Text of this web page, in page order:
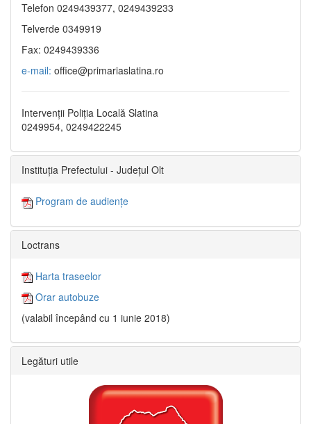
Telefon 0249439377, 0249439233
Telverde 0349919
Fax: 0249439336
e-mail: office@primariaslatina.ro
Intervenții Poliția Locală Slatina
0249954, 0249422245
Instituția Prefectului - Județul Olt
Program de audiențe
Loctrans
Harta traseelor
Orar autobuze
(valabil începând cu 1 iunie 2018)
Legături utile